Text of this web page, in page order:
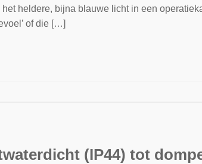
heldere, bijna blauwe licht in een
of die […]
(IP44) tot